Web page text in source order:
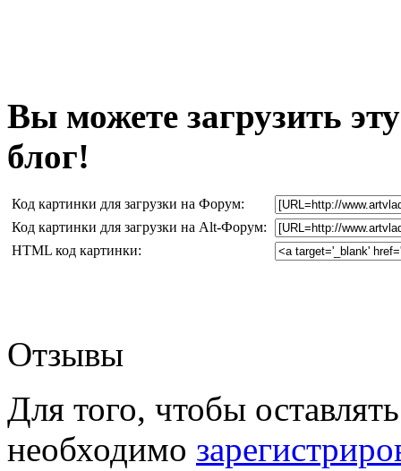
Вы можете загрузить
блог!
Код картинки для загрузки на Форум:
Код картинки для загрузки на Alt-Форум:
HTML код картинки:
Отзывы
Для того, чтобы
необходимо